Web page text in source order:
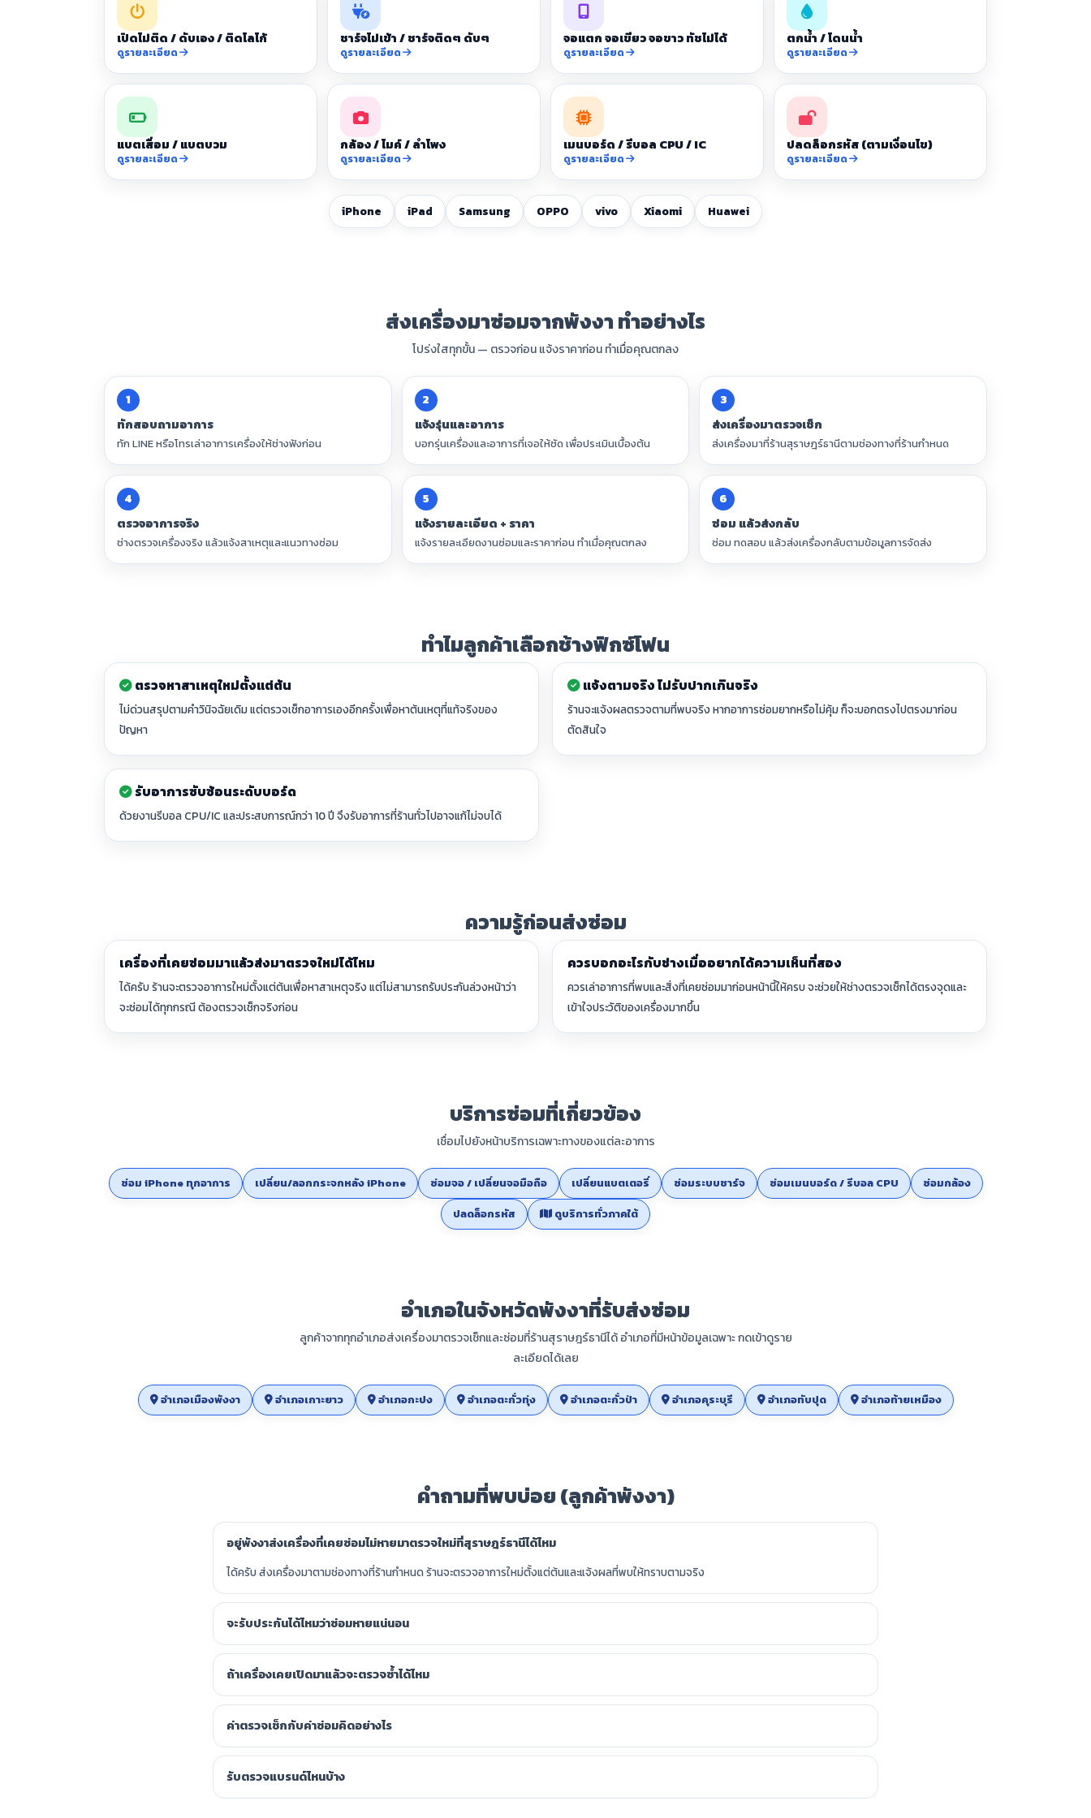
เปิดไม่ติด / ดับเอง / ติดโลโก้
ดูรายละเอียด
ชาร์จไม่เข้า / ชาร์จติดๆ ดับๆ
ดูรายละเอียด
จอแตก จอเขียว จอขาว ทัชไม่ได้
ดูรายละเอียด
ตกน้ำ / โดนน้ำ
ดูรายละเอียด
แบตเสื่อม / แบตบวม
ดูรายละเอียด
กล้อง / ไมค์ / ลำโพง
ดูรายละเอียด
เมนบอร์ด / รีบอล CPU / IC
ดูรายละเอียด
ปลดล็อกรหัส (ตามเงื่อนไข)
ดูรายละเอียด
iPhone iPad Samsung OPPO vivo Xiaomi Huawei
ส่งเครื่องมาซ่อมจากพังงา ทำอย่างไร
โปร่งใสทุกขั้น — ตรวจก่อน แจ้งราคาก่อน ทำเมื่อคุณตกลง
1
ทักสอบถามอาการ
ทัก LINE หรือโทรเล่าอาการเครื่องให้ช่างฟังก่อน
2
แจ้งรุ่นและอาการ
บอกรุ่นเครื่องและอาการที่เจอให้ชัด เพื่อประเมินเบื้องต้น
3
ส่งเครื่องมาตรวจเช็ก
ส่งเครื่องมาที่ร้านสุราษฎร์ธานีตามช่องทางที่ร้านกำหนด
4
ตรวจอาการจริง
ช่างตรวจเครื่องจริง แล้วแจ้งสาเหตุและแนวทางซ่อม
5
แจ้งรายละเอียด + ราคา
แจ้งรายละเอียดงานซ่อมและราคาก่อน ทำเมื่อคุณตกลง
6
ซ่อม แล้วส่งกลับ
ซ่อม ทดสอบ แล้วส่งเครื่องกลับตามข้อมูลการจัดส่ง
ทำไมลูกค้าเลือกช้างฟิกซ์โฟน
ตรวจหาสาเหตุใหม่ตั้งแต่ต้น
ไม่ด่วนสรุปตามคำวินิจฉัยเดิม แต่ตรวจเช็กอาการเองอีกครั้งเพื่อหาต้นเหตุที่แท้จริงของ
ปัญหา
แจ้งตามจริง ไม่รับปากเกินจริง
ร้านจะแจ้งผลตรวจตามที่พบจริง หากอาการซ่อมยากหรือไม่คุ้ม ก็จะบอกตรงไปตรงมาก่อน
ตัดสินใจ
รับอาการซับซ้อนระดับบอร์ด
ด้วยงานรีบอล CPU/IC และประสบการณ์กว่า 10 ปี จึงรับอาการที่ร้านทั่วไปอาจแก้ไม่จบได้
ความรู้ก่อนส่งซ่อม
เครื่องที่เคยซ่อมมาแล้วส่งมาตรวจใหม่ได้ไหม
ได้ครับ ร้านจะตรวจอาการใหม่ตั้งแต่ต้นเพื่อหาสาเหตุจริง แต่ไม่สามารถรับประกันล่วงหน้าว่า
จะซ่อมได้ทุกกรณี ต้องตรวจเช็กจริงก่อน
ควรบอกอะไรกับช่างเมื่ออยากได้ความเห็นที่สอง
ควรเล่าอาการที่พบและสิ่งที่เคยซ่อมมาก่อนหน้านี้ให้ครบ จะช่วยให้ช่างตรวจเช็กได้ตรงจุดและ
เข้าใจประวัติของเครื่องมากขึ้น
บริการซ่อมที่เกี่ยวข้อง
เชื่อมไปยังหน้าบริการเฉพาะทางของแต่ละอาการ
ซ่อม iPhone ทุกอาการ เปลี่ยน/ลอกกระจกหลัง iPhone ซ่อมจอ / เปลี่ยนจอมือถือ เปลี่ยนแบตเตอรี่ ซ่อมระบบชาร์จ ซ่อมเมนบอร์ด / รีบอล CPU
ซ่อมกล้อง
ปลดล็อกรหัส
ดูบริการทั่วภาคใต้
อำเภอในจังหวัดพังงาที่รับส่งซ่อม
ลูกค้าจากทุกอำเภอส่งเครื่องมาตรวจเช็กและซ่อมที่ร้านสุราษฎร์ธานีได้ อำเภอที่มีหน้าข้อมูลเฉพาะ กดเข้าดูราย
ละเอียดได้เลย
อำเภอเมืองพังงา อำเภอเกาะยาว อำเภอกะปง อำเภอตะกั่วทุ่ง อำเภอตะกั่วป่า อำเภอคุระบุรี อำเภอทับปุด อำเภอท้ายเหมือง
คำถามที่พบบ่อย (ลูกค้าพังงา)
อยู่พังงาส่งเครื่องที่เคยซ่อมไม่หายมาตรวจใหม่ที่สุราษฎร์ธานีได้ไหม
ได้ครับ ส่งเครื่องมาตามช่องทางที่ร้านกำหนด ร้านจะตรวจอาการใหม่ตั้งแต่ต้นและแจ้งผลที่พบให้ทราบตามจริง
จะรับประกันได้ไหมว่าซ่อมหายแน่นอน
ถ้าเครื่องเคยเปิดมาแล้วจะตรวจซ้ำได้ไหม
ค่าตรวจเช็กกับค่าซ่อมคิดอย่างไร
รับตรวจแบรนด์ไหนบ้าง